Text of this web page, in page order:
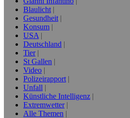
Blaulicht
Gesundheit
Konsum
USA
Deutschland
Tier
St Gallen
Video
Polizeirapport
Unfall
Künstliche Intelligenz
Extremwetter
Alle Themen